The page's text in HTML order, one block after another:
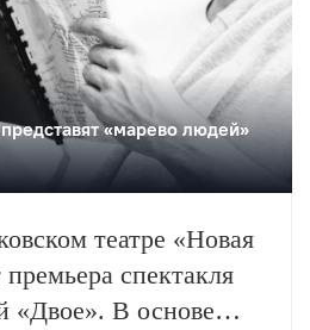
«марево людей»
театре «Новая
спектакля
«Двое». В основе